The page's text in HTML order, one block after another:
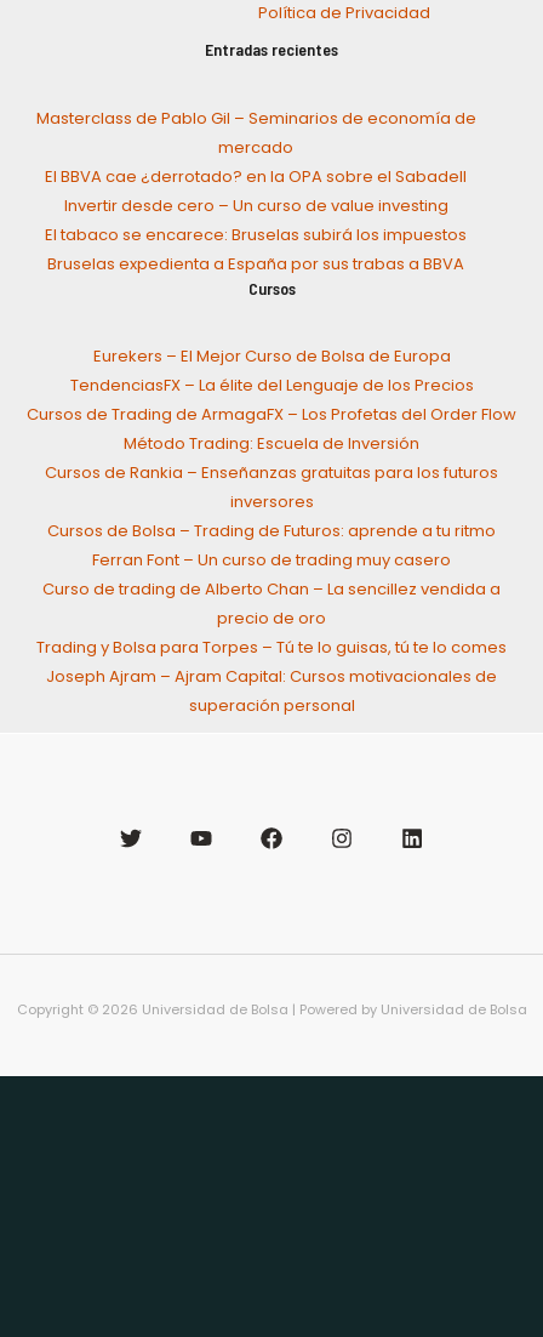
Política de Privacidad
Entradas recientes
Masterclass de Pablo Gil – Seminarios de economía de
mercado
El BBVA cae ¿derrotado? en la OPA sobre el Sabadell
Invertir desde cero – Un curso de value investing
El tabaco se encarece: Bruselas subirá los impuestos
Bruselas expedienta a España por sus trabas a BBVA
Cursos
Eurekers – El Mejor Curso de Bolsa de Europa
TendenciasFX – La élite del Lenguaje de los Precios
Cursos de Trading de ArmagaFX – Los Profetas del Order Flow
Método Trading: Escuela de Inversión
Cursos de Rankia – Enseñanzas gratuitas para los futuros
inversores
Cursos de Bolsa – Trading de Futuros: aprende a tu ritmo
Ferran Font – Un curso de trading muy casero
Curso de trading de Alberto Chan – La sencillez vendida a
precio de oro
Trading y Bolsa para Torpes – Tú te lo guisas, tú te lo comes
Joseph Ajram – Ajram Capital: Cursos motivacionales de
superación personal
Copyright © 2026 Universidad de Bolsa | Powered by Universidad de Bolsa